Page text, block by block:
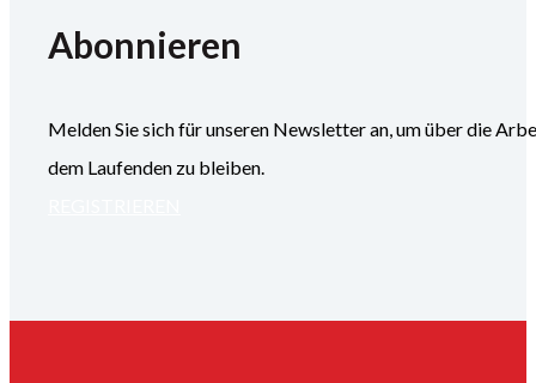
Abonnieren
Melden Sie sich für unseren Newsletter an, um über die
dem Laufenden zu bleiben.